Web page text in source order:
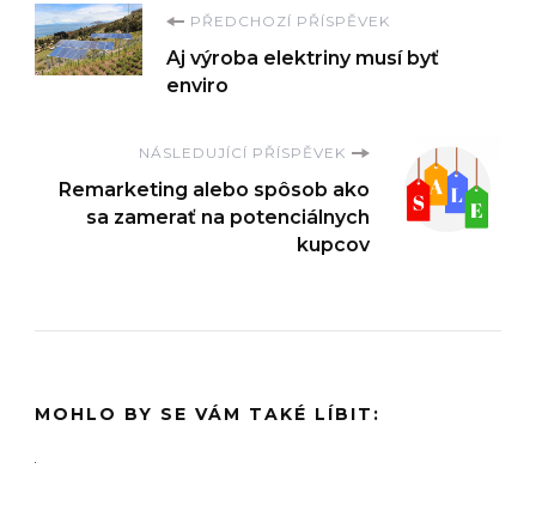
Navigace
příspěvku
PŘEDCHOZÍ PŘÍSPĚVEK
Aj výroba elektriny musí byť
enviro
NÁSLEDUJÍCÍ PŘÍSPĚVEK
Remarketing alebo spôsob ako
sa zamerať na potenciálnych
kupcov
MOHLO BY SE VÁM TAKÉ LÍBIT: